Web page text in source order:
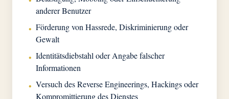
anderer Benutzer
• Förderung von Hassrede, Diskriminierung oder
Gewalt
• Identitätsdiebstahl oder Angabe falscher
Informationen
• Versuch des Reverse Engineerings, Hackings oder
Kompromittierung des Dienstes